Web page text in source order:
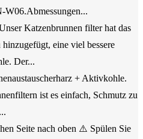
Katzenbrunnen filter hat das
hinzugefügt, eine viel bessere
Der...
+ Aktivkohle.
ist es einfach, Schmutz zu
Seite nach oben ⚠️ Spülen Sie